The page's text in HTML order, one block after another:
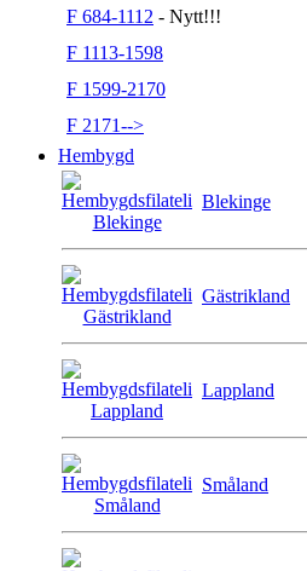
F 684-1112 - Nytt!!!
F 1113-1598
F 1599-2170
F 2171-->
Hembygd
Blekinge
Gästrikland
Lappland
Småland